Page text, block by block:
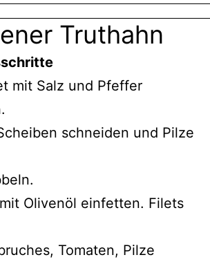
Truthahn
mit Salz und Pfeffer
schneiden und Pilze
Olivenöl einfetten. Filets
Tomaten, Pilze